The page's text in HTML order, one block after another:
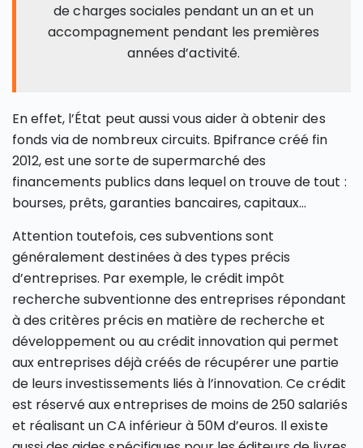
de charges sociales pendant un an et un
accompagnement pendant les premières
années d’activité.
En effet, l’État peut aussi vous aider à obtenir des
fonds via de nombreux circuits. Bpifrance créé fin
2012, est une sorte de supermarché des
financements publics dans lequel on trouve de tout :
bourses, prêts, garanties bancaires, capitaux…
Attention toutefois, ces subventions sont
généralement destinées à des types précis
d’entreprises. Par exemple, le crédit impôt
recherche subventionne des entreprises répondant
à des critères précis en matière de recherche et
développement ou au crédit innovation qui permet
aux entreprises déjà créés de récupérer une partie
de leurs investissements liés à l’innovation. Ce crédit
est réservé aux entreprises de moins de 250 salariés
et réalisant un CA inférieur à 50M d’euros. Il existe